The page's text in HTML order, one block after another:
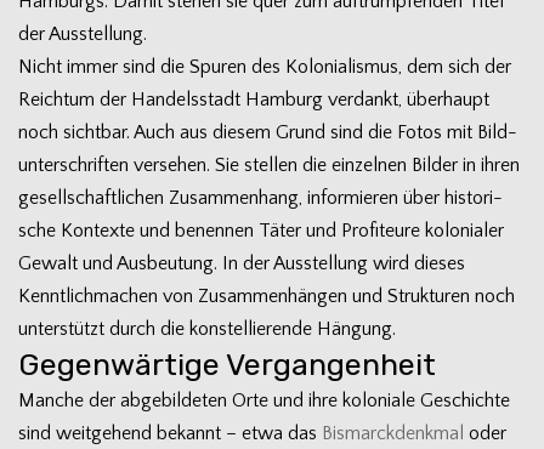
der Ausstellung.
Nicht immer sind die Spu­ren des Kolo­nia­lis­mus, dem sich der
Reich­tum der Han­dels­stadt Ham­burg ver­dankt, über­haupt
noch sicht­bar. Auch aus die­sem Grund sind die Fotos mit Bild­
un­ter­schrif­ten ver­se­hen. Sie stel­len die ein­zel­nen Bil­der in ihren
gesell­schaft­li­chen Zusam­men­hang, infor­mie­ren über his­to­ri­
sche Kon­texte und benen­nen Täter und Pro­fi­teure kolo­nia­ler
Gewalt und Aus­beu­tung. In der Aus­stel­lung wird die­ses
Kennt­lich­ma­chen von Zusam­men­hän­gen und Struk­tu­ren noch
unter­stützt durch die kon­stel­lie­rende Hängung.
Gegenwärtige Vergangenheit
Man­che der abge­bil­de­ten Orte und ihre kolo­niale Geschichte
sind weit­ge­hend bekannt – etwa das Bis­marck­denk­mal oder